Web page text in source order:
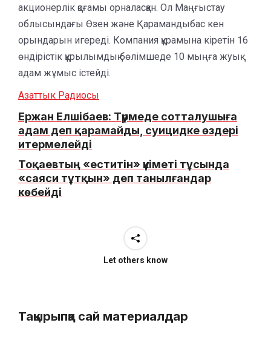
акционерлік қоғамы орналасқан. Ол Маңғыстау
облысындағы Өзен және Қарамандыбас кен
орындарын игереді. Компания құрамына кіретін 16
өндірістік құрылымдық бөлімшеде 10 мыңға жуық
адам жұмыс істейді.
Азаттык Радиосы
Ержан Елшібаев: Түрмеде сотталушыға
адам деп қарамайды, суицидке өздері
итермелейді
Тоқаевтың «еститін» үкіметі тұсында
«саяси тұтқын» деп танылғандар
көбейді
Let others know
Тақырыпқа сай материалдар